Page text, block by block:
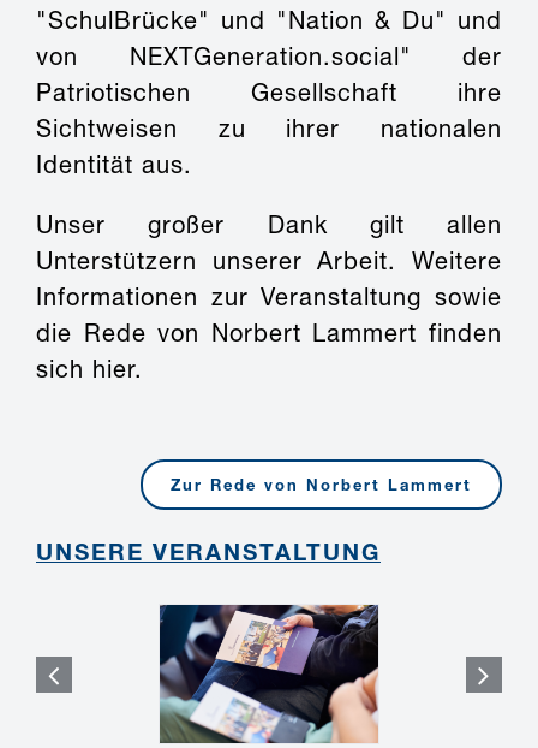
"SchulBrücke" und "Nation & Du" und
von NEXTGeneration.social" der
Patriotischen Gesellschaft ihre
Sichtweisen zu ihrer nationalen
Identität aus.
Unser großer Dank gilt allen
Unterstützern unserer Arbeit. Weitere
Informationen zur Veranstaltung sowie
die Rede von Norbert Lammert finden
sich hier.
Zur Rede von Norbert Lammert
UNSERE VERANSTALTUNG